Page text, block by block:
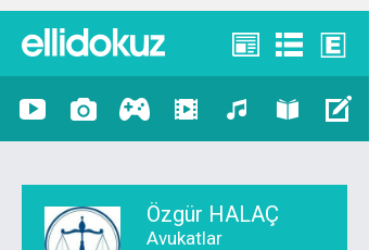
Özgür HALAÇ
Avukatlar